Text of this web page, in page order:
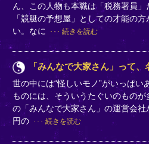
ん、この人物も本職は「税務署員
「競艇の予想屋」としての才能の
い。なに
続きを読む
「みんなで大家さん」って
世の中には“怪しいモノ”がいっぱい
ものには、そういうたぐいのもの
の「みんなで大家さん」の運営会
円の
続きを読む